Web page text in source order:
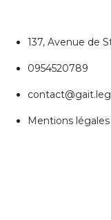
137, Avenue de
0954520789
Mentions